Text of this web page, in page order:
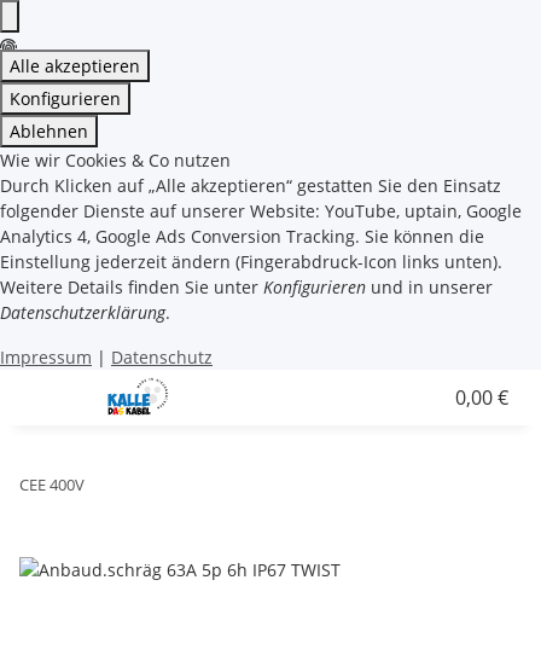
Alle akzeptieren
Konfigurieren
Ablehnen
Wie wir Cookies & Co nutzen
Durch Klicken auf „Alle akzeptieren“ gestatten Sie den Einsatz
folgender Dienste auf unserer Website: YouTube, uptain, Google
Analytics 4, Google Ads Conversion Tracking. Sie können die
Einstellung jederzeit ändern (Fingerabdruck-Icon links unten).
Weitere Details finden Sie unter Konfigurieren und in unserer
Datenschutzerklärung.
Impressum | Datenschutz
0,00 €
CEE 400V